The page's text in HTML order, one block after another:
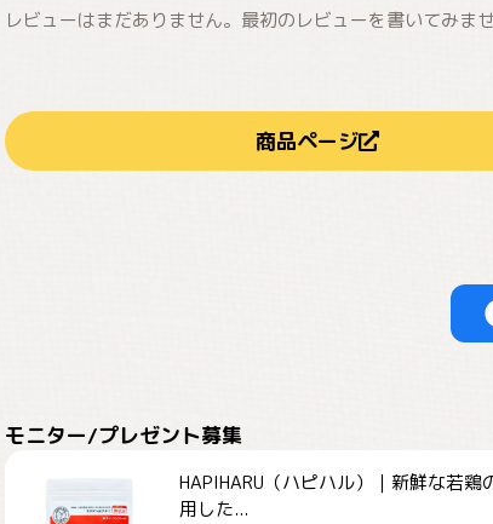
レビューはまだありません。最初のレビューを書いてみま
商品ページ
モニター/プレゼント募集
HAPIHARU（ハピハル）｜新鮮な若鶏
用した...